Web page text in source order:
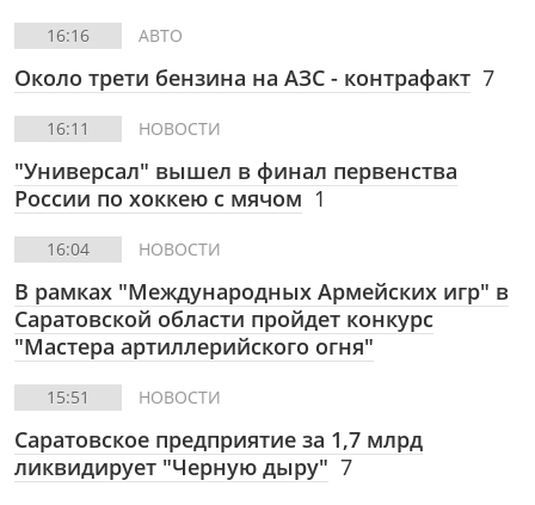
16:16 АВТО
Около трети бензина на АЗС - контрафакт 7
16:11 НОВОСТИ
"Универсал" вышел в финал первенства
России по хоккею с мячом 1
16:04 НОВОСТИ
В рамках "Международных Армейских игр" в
Саратовской области пройдет конкурс
"Мастера артиллерийского огня"
15:51 НОВОСТИ
Саратовское предприятие за 1,7 млрд
ликвидирует "Черную дыру" 7